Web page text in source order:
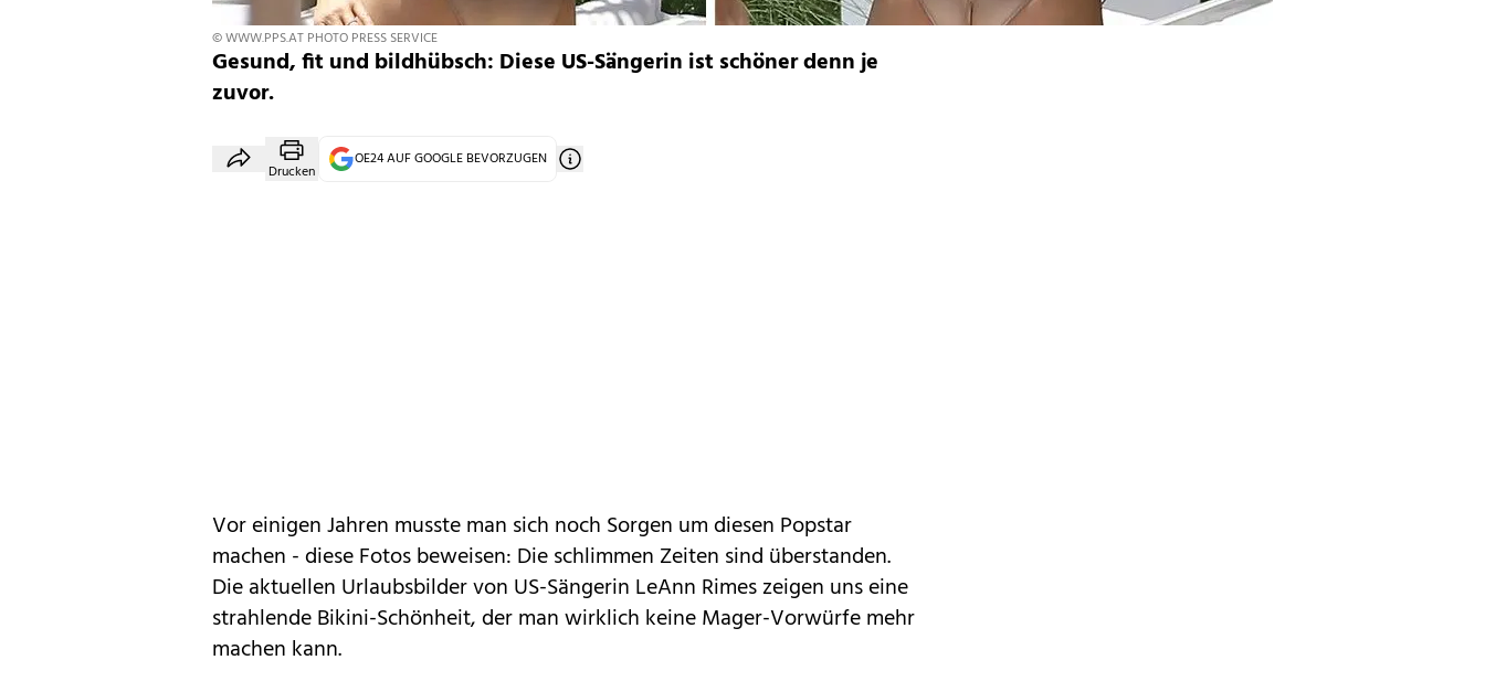
© WWW.PPS.AT PHOTO PRESS SERVICE
Gesund, fit und bildhübsch: Diese US-Sängerin ist schöner denn je
zuvor.
Drucken
OE24 AUF GOOGLE BEVORZUGEN
Vor einigen Jahren musste man sich noch Sorgen um diesen Popstar
machen - diese Fotos beweisen: Die schlimmen Zeiten sind überstanden.
Die aktuellen Urlaubsbilder von US-Sängerin LeAnn Rimes zeigen uns eine
strahlende Bikini-Schönheit, der man wirklich keine Mager-Vorwürfe mehr
machen kann.